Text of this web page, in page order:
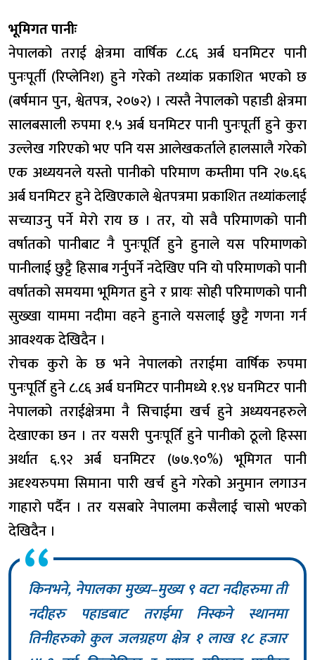
भूमिगत पानीः
नेपालको तराई क्षेत्रमा वार्षिक ८.८६ अर्ब घनमिटर पानी
पुनःपूर्ती (रिप्लेनिश) हुने गरेको तथ्यांक प्रकाशित भएको छ
(बर्षमान पुन, श्वेतपत्र, २०७२) । त्यस्तै नेपालको पहाडी क्षेत्रमा
सालबसाली रुपमा १.५ अर्ब घनमिटर पानी पुनःपूर्ती हुने कुरा
उल्लेख गरिएको भए पनि यस आलेखकर्ताले हालसालै गरेको
एक अध्ययनले यस्तो पानीको परिमाण कम्तीमा पनि २७.६६
अर्ब घनमिटर हुने देखिएकाले श्वेतपत्रमा प्रकाशित तथ्यांकलाई
सच्याउनु पर्ने मेरो राय छ । तर, यो सवै परिमाणको पानी
वर्षातको पानीबाट नै पुनःपूर्ति हुने हुनाले यस परिमाणको
पानीलाई छुट्टै हिसाब गर्नुपर्ने नदेखिए पनि यो परिमाणको पानी
वर्षातको समयमा भूमिगत हुने र प्रायः सोही परिमाणको पानी
सुख्खा याममा नदीमा वहने हुनाले यसलाई छुट्टै गणना गर्न
आवश्यक देखिदैन ।
रोचक कुरो के छ भने नेपालको तराईमा वार्षिक रुपमा
पुनःपूर्ति हुने ८.८६ अर्ब घनमिटर पानीमध्ये १.९४ घनमिटर पानी
नेपालको तराईक्षेत्रमा नै सिचाईमा खर्च हुने अध्ययनहरुले
देखाएका छन । तर यसरी पुनःपूर्ति हुने पानीको ठूलो हिस्सा
अर्थात ६.९२ अर्ब घनमिटर (७७.९०%) भूमिगत पानी
अदृश्यरुपमा सिमाना पारी खर्च हुने गरेको अनुमान लगाउन
गाहारो पर्दैन । तर यसबारे नेपालमा कसैलाई चासो भएको
देखिदैन ।
किनभने, नेपालका मुख्य–मुख्य ९ वटा नदीहरुमा ती
नदीहरु पहाडबाट तराईमा निस्कने स्थानमा
तिनीहरुको कुल जलग्रहण क्षेत्र १ लाख १८ हजार